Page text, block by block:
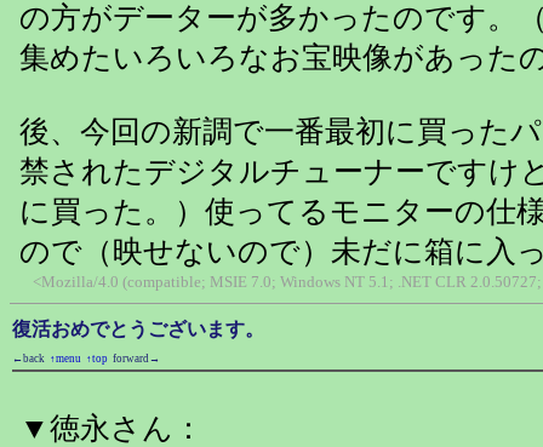
の方がデーターが多かったのです。
集めたいろいろなお宝映像があった
後、今回の新調で一番最初に買った
禁されたデジタルチューナーですけ
に買った。）使ってるモニターの仕
ので（映せないので）未だに箱に入
<Mozilla/4.0 (compatible; MSIE 7.0; Windows NT 5.1; .NET CLR
復活おめでとうございます。
←back ↑menu ↑top forward→
▼徳永さん：